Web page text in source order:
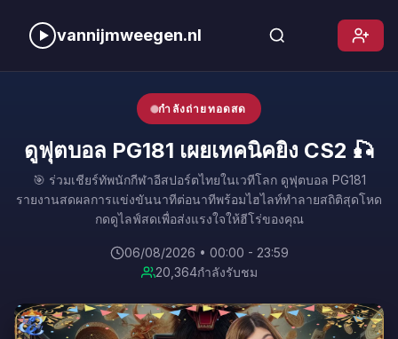
vannijmweegen.nl
กำลังถ่ายทอดสด
ดูฟุตบอล PG181 เผยเทคนิคยิง CS2 🎣
🎯 ร่วมเชียร์ทัพนักกีฬาอีสปอร์ตไทยในเวทีโลก ดูฟุตบอล PG181
รายงานสดผลการแข่งขันนาทีต่อนาทีพร้อมไฮไลท์ทำลายสถิติสุดโหด
กดดูไลฟ์สดเพื่อส่งแรงใจให้ฮีโร่ของคุณ
06/08/2026 • 00:00 - 23:59
20,364กำลังรับชม